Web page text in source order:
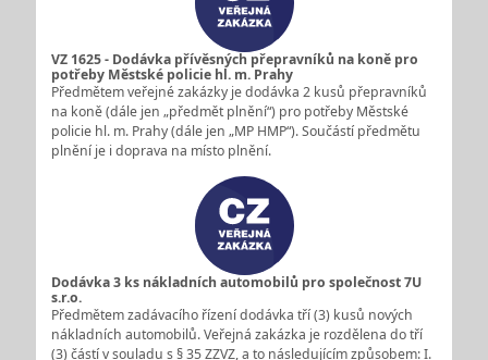
VZ 1625 - Dodávka přívěsných přepravníků na koně pro
potřeby Městské policie hl. m. Prahy
Předmětem veřejné zakázky je dodávka 2 kusů přepravníků
na koně (dále jen „předmět plnění“) pro potřeby Městské
policie hl. m. Prahy (dále jen „MP HMP“). Součástí předmětu
plnění je i doprava na místo plnění.
Dodávka 3 ks nákladních automobilů pro společnost 7U
s.r.o.
Předmětem zadávacího řízení dodávka tří (3) kusů nových
nákladních automobilů. Veřejná zakázka je rozdělena do tří
(3) částí v souladu s § 35 ZZVZ, a to následujícím způsobem: I.